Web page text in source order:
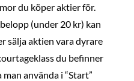
du köper aktier för.
(under 20 kr) kan
sälja aktien vara dyrare
du befinner
använda i “Start”